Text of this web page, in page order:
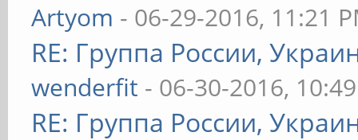
Artyom - 06-29-2016, 11:21
RE: Группа России,
wenderfit - 06-30-2016,
RE: Группа России,